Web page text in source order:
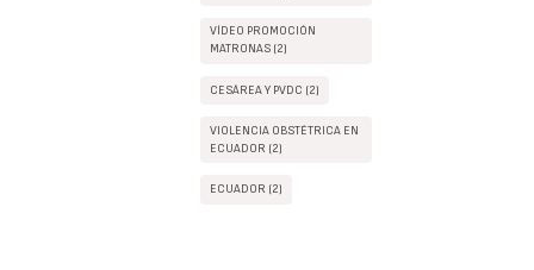
VÍDEO PROMOCIÓN
MATRONAS (2)
CESÁREA Y PVDC (2)
VIOLENCIA OBSTÉTRICA EN
ECUADOR (2)
ECUADOR (2)